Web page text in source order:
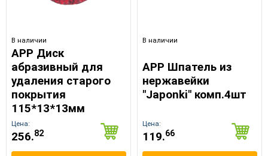
В наличии
APP Диск
абразивный для
удаления старого
покрытия
115*13*13мм
Цена:
256.82
В наличии
APP Шпатель из
нержавейки
"Japonki" комп.4шт
Цена:
119.66